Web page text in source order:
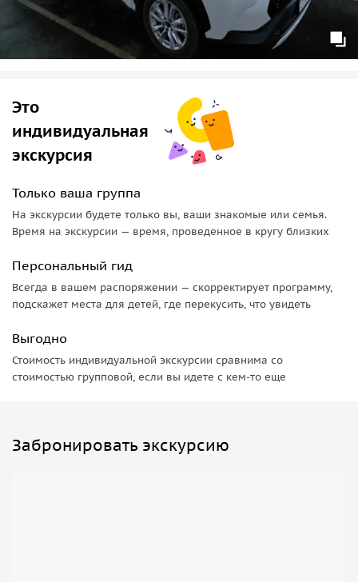
заряд положительных эмоций!
Это
индивидуальная
экскурсия
Только ваша группа
На экскурсии будете только вы, ваши знакомые или семья.
Время на экскурсии — время, проведенное в кругу близких
Персональный гид
Всегда в вашем распоряжении — скорректирует программу,
подскажет места для детей, где перекусить, что увидеть
Выгодно
Стоимость индивидуальной экскурсии сравнима со
стоимостью групповой, если вы идете с кем-то еще
Забронировать экскурсию